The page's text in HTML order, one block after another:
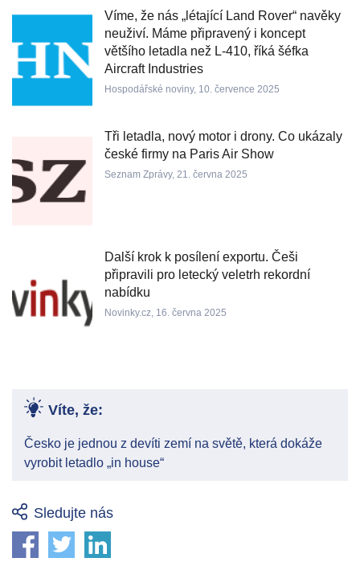
Víme, že nás „létající Land Rover“ navěky
neuživí. Máme připravený i koncept
většího letadla než L-410, říká šéfka
Aircraft Industries
Hospodářské noviny, 10. července 2025
Tři letadla, nový motor i drony. Co ukázaly
české firmy na Paris Air Show
Seznam Zprávy, 21. června 2025
Další krok k posílení exportu. Češi
připravili pro letecký veletrh rekordní
nabídku
Novinky.cz, 16. června 2025
Víte, že:
Česko je jednou z devíti zemí na světě, která dokáže
vyrobit letadlo „in house“
Sledujte nás